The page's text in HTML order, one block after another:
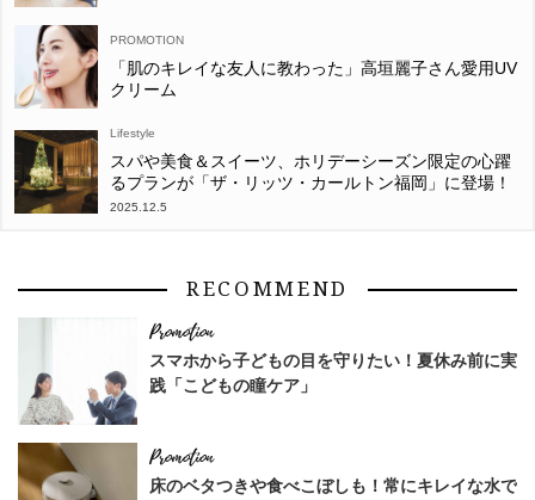
「肌のキレイな友人に教わった」高垣麗子さん愛用UV
クリーム
Lifestyle
スパや美食＆スイーツ、ホリデーシーズン限定の心躍
るプランが「ザ・リッツ・カールトン福岡」に登場！
2025.12.5
RECOMMEND
スマホから子どもの目を守りたい！夏休み前に実
践「こどもの瞳ケア」
床のベタつきや食べこぼしも！常にキレイな水で